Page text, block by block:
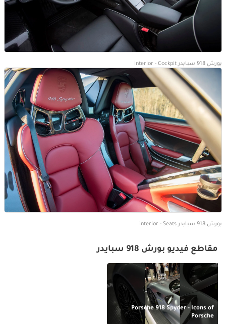
بورش 918 سبايدر interior - Cockpit
بورش 918 سبايدر interior - Seats
مقاطع فيديو بورش 918 سبايدر
Porsche 918 Spyder - Icons of
Porsche